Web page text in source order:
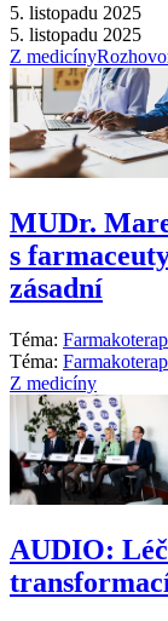
5. listopadu 2025
5. listopadu 2025
Z medicíny
MUDr.
s
zásadní
Téma:
Téma:
Z medicíny
AUDIO: